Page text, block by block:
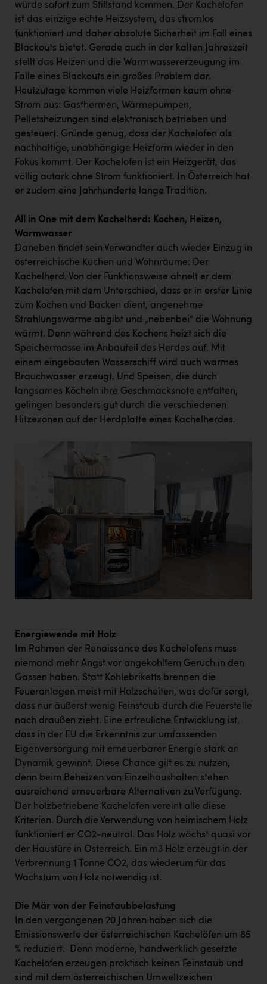
würde sofort zum Stillstand kommen. Der Kachelofen
ist das einzige echte Heizsystem, das stromlos
funktioniert und daher absolute Sicherheit im Fall eines
Blackouts bietet. Gerade auch in der kalten Jahreszeit
stellt das Heizen und die Warmwassererzeugung im
Falle eines Blackouts ein großes Problem dar.
Heutzutage kommen viele Heizformen kaum ohne
Strom aus: Gasthermen, Wärmepumpen,
Pelletsheizungen sind elektronisch betrieben und
gesteuert. Gründe genug, dass der Kachelofen als
nachhaltige, unabhängige Heizform wieder in den
Fokus kommt. Der Kachelofen ist ein Heizgerät, das
völlig autark ohne Strom funktioniert. In Österreich hat
er zudem eine Jahrhunderte lange Tradition.
All in One mit dem Kachelherd: Kochen, Heizen,
Warmwasser
Daneben findet sein Verwandter auch wieder Einzug in
österreichische Küchen und Wohnräume: Der
Kachelherd. Von der Funktionsweise ähnelt er dem
Kachelofen mit dem Unterschied, dass er in erster Linie
zum Kochen und Backen dient, angenehme
Strahlungswärme abgibt und „nebenbei“ die Wohnung
wärmt. Denn während des Kochens heizt sich die
Speichermasse im Anbauteil des Herdes auf. Mit
einem eingebauten Wasserschiff wird auch warmes
Brauchwasser erzeugt. Und Speisen, die durch
langsames Köcheln ihre Geschmacksnote entfalten,
gelingen besonders gut durch die verschiedenen
Hitzezonen auf der Herdplatte eines Kachelherdes.
Energiewende mit Holz
Im Rahmen der Renaissance des Kachelofens muss
niemand mehr Angst vor angekohltem Geruch in den
Gassen haben. Statt Kohlebriketts brennen die
Feueranlagen meist mit Holzscheiten, was dafür sorgt,
dass nur äußerst wenig Feinstaub durch die Feuerstelle
nach draußen zieht. Eine erfreuliche Entwicklung ist,
dass in der EU die Erkenntnis zur umfassenden
Eigenversorgung mit erneuerbarer Energie stark an
Dynamik gewinnt. Diese Chance gilt es zu nutzen,
denn beim Beheizen von Einzelhaushalten stehen
ausreichend erneuerbare Alternativen zu Verfügung.
Der holzbetriebene Kachelofen vereint alle diese
Kriterien. Durch die Verwendung von heimischem Holz
funktioniert er CO2-neutral. Das Holz wächst quasi vor
der Haustüre in Österreich. Ein m3 Holz erzeugt in der
Verbrennung 1 Tonne CO2, das wiederum für das
Wachstum von Holz notwendig ist.
Die Mär von der Feinstaubbelastung
In den vergangenen 20 Jahren haben sich die
Emissionswerte der österreichischen Kachelöfen um 85
% reduziert. Denn moderne, handwerklich gesetzte
Kachelöfen erzeugen praktisch keinen Feinstaub und
sind mit dem österreichischen Umweltzeichen